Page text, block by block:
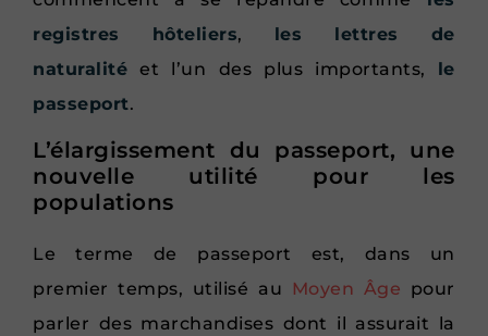
registres hôteliers, les lettres de
naturalité et l’un des plus importants, le
passeport.
L’élargissement du passeport, une
nouvelle utilité pour les
populations
Le terme de passeport est, dans un
premier temps, utilisé au
Moyen Âge pour
parler des marchandises dont il assurait la